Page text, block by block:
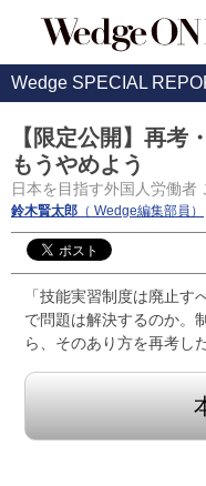
Wedge SPECIAL
【限定公開】再考
もうやめよう
日本を目指す外国人労働者
鈴木賢太郎 （ Wedge編集部員）
「技能実習制度は廃止す
で問題は解決するのか。
ら、そのあり方を再考し